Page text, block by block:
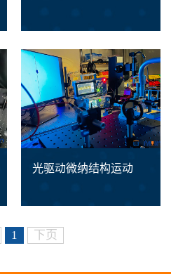
光驱动微纳结构运动
1 下页